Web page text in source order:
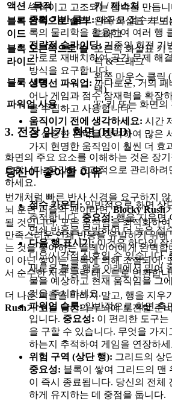
속적이고 고조되는 압박을 만듭니
중력 기반 콤보:대규모 점수 보너
록의 물리학을 활용하여 여러 행
전략적 슬라이딩:기존의 회전 기
가로로 재배치하여 공간 문제 해
방식을 요구합니다.
생명선 파워업: 까다로운, 거의
어나 게임과 점수 잠재력을 확장
를 수집하고 사용합니다.
움직이기 전에 생각하세요: 시간
은 신중한 전략을 장려하여 많은
가지 현명한 움직임이 훨씬 더 효
당신이 좋아할 이유
번개처럼 빠른 반사 신경을 요구하지
뇌 훈련 퍼즐의 팬이라면,Blocky Rush
될 것입니다. 모든 움직임을 최적화하
만족스러운 연쇄 반응을 유발하기 위
는 것을 좋아하는 플레이어에게 완벽합
이 아닌 쌓이는 블록에 의해 조절되어,
서 순수한 지적 능력 테스트로 변환합
더 나은 퍼즐을 바라지 말고, 행을 지우
Rush가 오늘 당신의 두뇌에 도전할 준
액션 / 목적
키 / 제스처
블록 왼쪽으로 슬라
이드
왼쪽 화살표 키
드래그
블록 오른쪽으로 슬
라이드
오른쪽 화살표 키
릭 & 드래그
블록 선택
왼쪽 마우스 클릭
택)
파워업 사용
'E' 키 또는 화면의
3. 전장 읽기: 화면 (HUD)
화면의 주요 요소를 이해하는 것은 장
요합니다. 공간을 효과적으로 관리하려
하세요.
점수 카운터:일반적으로 화면 상
추적합니다. 중요성:행을 지우면
연쇄 반응을 유발하여 더 높은 점
다음 행 표시기:이것은 하단의 작
디오/시각적 신호일 수 있습니다.
새로운 블록 행을 아래에서 밀어
물을 예상하고 현재 움직임을 그
것을 주시하세요.
파워업 슬롯:일반적으로 화면 측
입니다. 중요성: 이 편리한 도구는
을 구할 수 있습니다. 무엇을 가
하는지 추적하여 게임을 연장하세
위험 구역 (상단 행): 그리드의 상
중요성: 블록이 쌓여 그리드의 맨
이 즉시 종료됩니다. 당신의 전체
하게 유지하는 데 중점을 둡니다.